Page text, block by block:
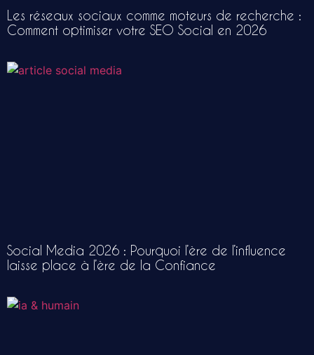
Les réseaux sociaux comme moteurs de recherche :
Comment optimiser votre SEO Social en 2026
Social Media 2026 : Pourquoi l’ère de l’influence
laisse place à l’ère de la Confiance